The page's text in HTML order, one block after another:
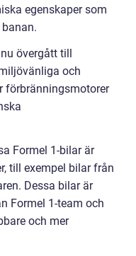
egenskaper som
övergått till
och
förbränningsmotorer
Formel 1-bilar är
till exempel bilar från
Dessa bilar är
Formel 1-team och
och mer